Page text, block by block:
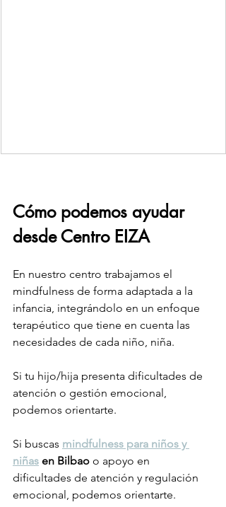
Cómo podemos ayudar
desde Centro EIZA
En nuestro centro trabajamos el
mindfulness de forma adaptada a la
infancia, integrándolo en un enfoque
terapéutico que tiene en cuenta las
necesidades de cada niño, niña.
Si tu hijo/hija presenta dificultades de
atención o gestión emocional,
podemos orientarte.
Si buscas mindfulness para niños y
niñas en Bilbao o apoyo en
dificultades de atención y regulación
emocional, podemos orientarte.